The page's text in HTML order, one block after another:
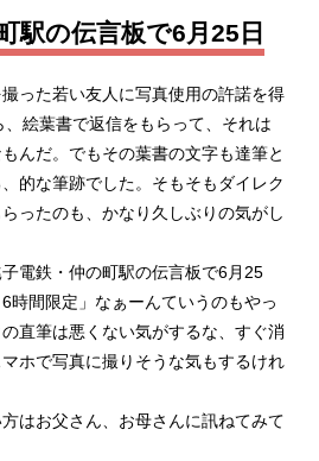
駅の伝言板で6月25日
った若い友人に写真使用の許諾を得
絵葉書で返信をもらって、それは
んだ。でもその葉書の文字も達筆と
的な筆跡でした。そもそもダイレク
ったのも、かなり久しぶりの気がし
子電鉄・仲の町駅の伝言板で6月25
時間限定」なぁーんていうのもやっ
直筆は悪くない気がするな、すぐ消
ホで写真に撮りそうな気もするけれ
はお父さん、お母さんに訊ねてみて